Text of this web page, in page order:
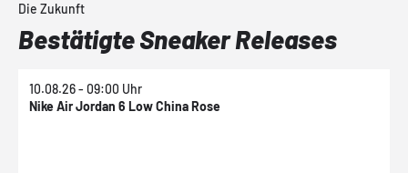
Die Zukunft
Bestätigte Sneaker Releases
10.08.26 - 09:00 Uhr
Nike Air Jordan 6 Low China Rose